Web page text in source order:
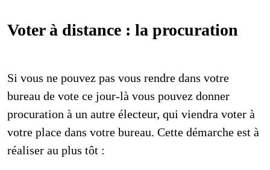
Voter à distance : la procuration
Si vous ne pouvez pas vous rendre dans votre
bureau de vote ce jour-là vous pouvez donner
procuration à un autre électeur, qui viendra voter à
votre place dans votre bureau. Cette démarche est à
réaliser au plus tôt :